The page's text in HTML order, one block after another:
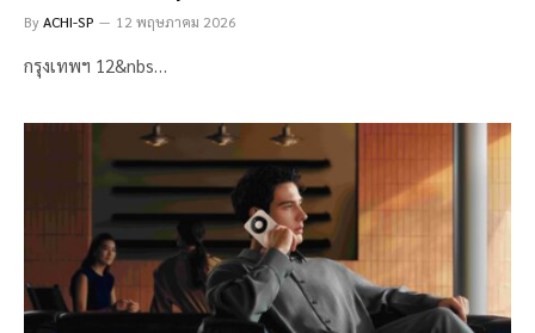
ByACHI-SP 12 พฤษภาคม 2026
กรุงเทพฯ 12&nbs…